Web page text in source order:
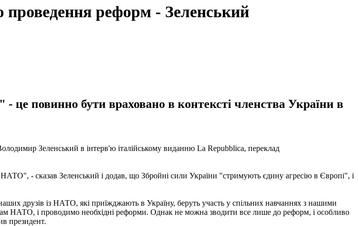
реформ - Зеленський
це повинно бути враховано в контексті членства України в
Зеленський в інтерв'ю італійському виданню La Repubblica, переклад
- сказав Зеленський і додав, що Збройні сили України "стримують єдину агресію в Європі", і
друзів із НАТО, які приїжджають в Україну, беруть участь у спільних навчаннях з нашими
НАТО, і проводимо необхідні реформи. Однак не можна зводити все лише до реформ, і особливо
президент.